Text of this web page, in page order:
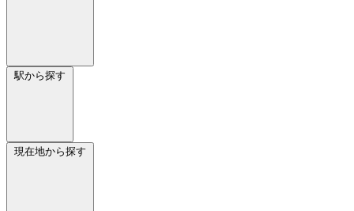
駅から探す
現在地から探す